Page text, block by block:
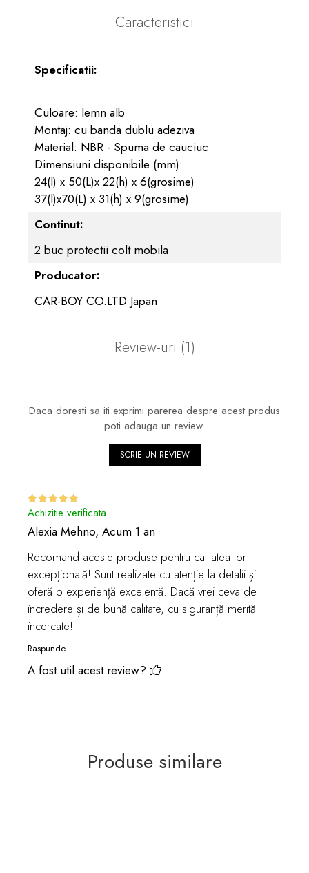
Caracteristici
Specificatii:
Culoare: lemn alb
Montaj: cu banda dublu adeziva
Material: NBR - Spuma de cauciuc
Dimensiuni disponibile (mm):
24(l) x 50(L)x 22(h) x 6(grosime)
37(l)x70(L) x 31(h) x 9(grosime)
Continut:
2 buc protectii colt mobila
Producator:
CAR-BOY CO.LTD Japan
Review-uri (1)
Daca doresti sa iti exprimi parerea despre acest produs
poti adauga un review.
SCRIE UN REVIEW
Achizitie verificata
Alexia Mehno, Acum 1 an
Recomand aceste produse pentru calitatea lor
excepțională! Sunt realizate cu atenție la detalii și
oferă o experiență excelentă. Dacă vrei ceva de
încredere și de bună calitate, cu siguranță merită
încercate!
Raspunde
A fost util acest review?
Produse similare